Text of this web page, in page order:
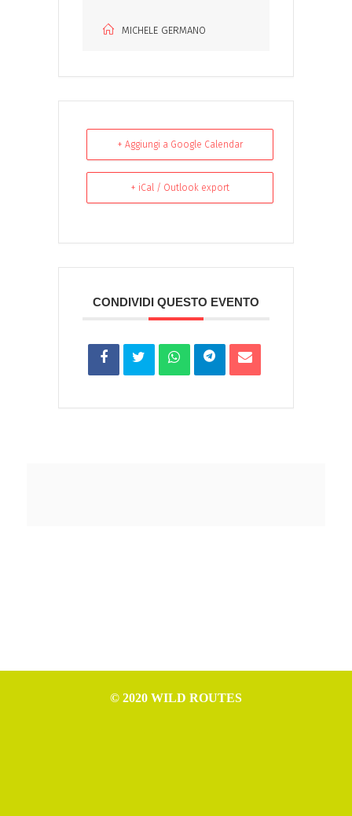
MICHELE GERMANO
+ Aggiungi a Google Calendar
+ iCal / Outlook export
CONDIVIDI QUESTO EVENTO
© 2020 WILD ROUTES